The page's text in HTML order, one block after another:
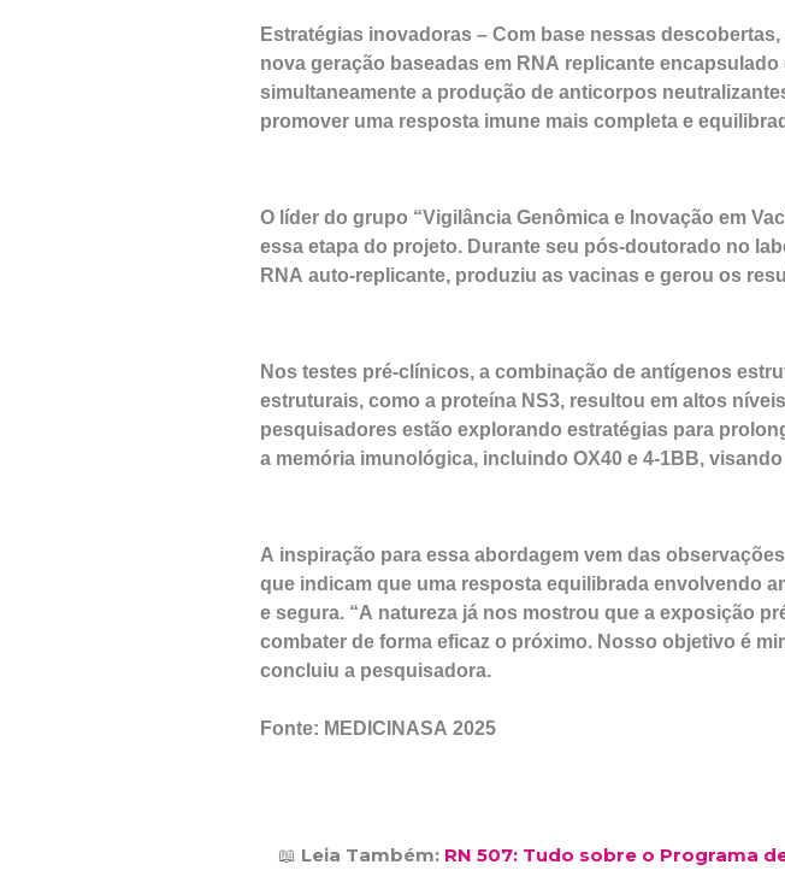
Estratégias inovadoras – Com base nessas
nova geração baseadas em RNA replicante
simultaneamente a produção de anticorpos
promover uma resposta imune mais completa e
O líder do grupo “Vigilância Genômica e Inovação em
essa etapa do projeto. Durante seu pós-doutorado no
RNA auto-replicante, produziu as vacinas e gerou os
Nos testes pré-clínicos, a combinação de antígenos
estruturais, como a proteína NS3, resultou em altos
pesquisadores estão explorando estratégias para
a memória imunológica, incluindo OX40 e 4-1BB,
A inspiração para essa abordagem vem das
que indicam que uma resposta equilibrada envolvendo
e segura. “A natureza já nos mostrou que a exposição
combater de forma eficaz o próximo. Nosso objetivo é
concluiu a pesquisadora.
Fonte: MEDICINASA 2025
📖 Leia Também: RN 507: Tudo sobre o Programa